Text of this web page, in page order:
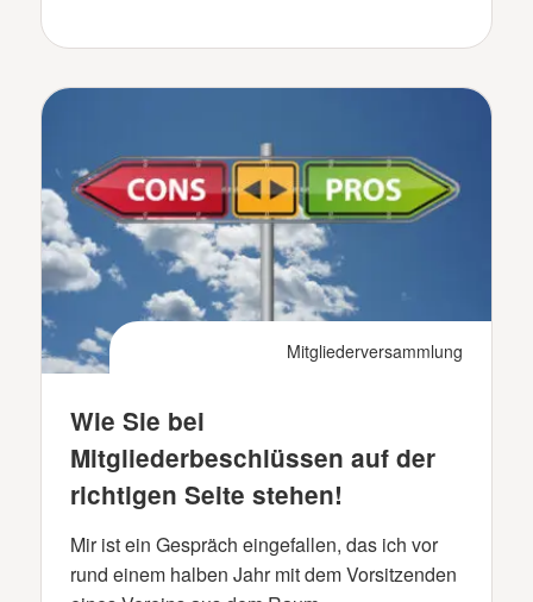
Mitgliederversammlung
Wie Sie bei
Mitgliederbeschlüssen auf der
richtigen Seite stehen!
Mir ist ein Gespräch eingefallen, das ich vor
rund einem halben Jahr mit dem Vorsitzenden